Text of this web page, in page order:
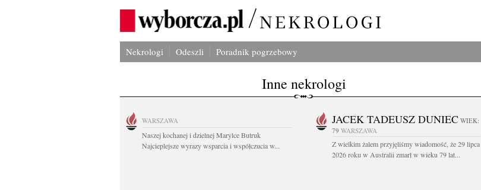
Nekrologi Odeszli Poradnik pogrzebowy
Inne nekrologi
WARSZAWA
Naszej kochanej i dzielnej Marylce Butruk
Najcieplejsze wyrazy wsparcia i współczucia w...
JACEK TADEUSZ DUNIEC WIEK:
79 WARSZAWA
Z wielkim żalem przyjęliśmy wiadomość, że 29 lipca
2026 roku w Australii zmarł w wieku 79 lat...